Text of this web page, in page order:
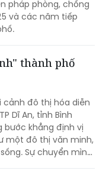
thành phố
cảnh đô thị hóa diễn
bước khẳng định vị
một đô thị văn minh,
Sự chuyển mình
thể thiếu vai trò
quyền địa
nỗ lực không ngừng
lý nhà, đất